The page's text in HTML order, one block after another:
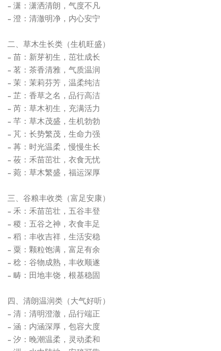
- 潇：潇洒清朗，气度不凡
- 澄：清澈明净，内心安宁
二、草木生长类（生机旺盛）
- 苗：新芽初生，茁壮成长
- 茗：茶香清雅，气质温润
- 茉：茉莉芬芳，温柔纯洁
- 芷：香草之名，品行高洁
- 芮：草木初生，充满活力
- 芊：草木茂盛，生机勃勃
- 芃：长势繁茂，生命力强
- 苒：时光温柔，慢慢生长
- 莜：禾苗茁壮，衣食无忧
- 菀：草木繁盛，福运深厚
三、谷粮丰收类（富足安康）
- 禾：禾苗茁壮，五谷丰登
- 稷：五谷之神，衣食丰足
- 稻：丰收吉祥，生活安稳
- 粟：颗粒饱满，富足有余
- 稔：谷物成熟，丰收顺遂
- 畴：田地丰饶，根基稳固
四、清朗温润类（大气好听）
- 清：清明澄澈，品行端正
- 涵：内涵深厚，包容大度
- 汐：晚潮温柔，灵动柔和